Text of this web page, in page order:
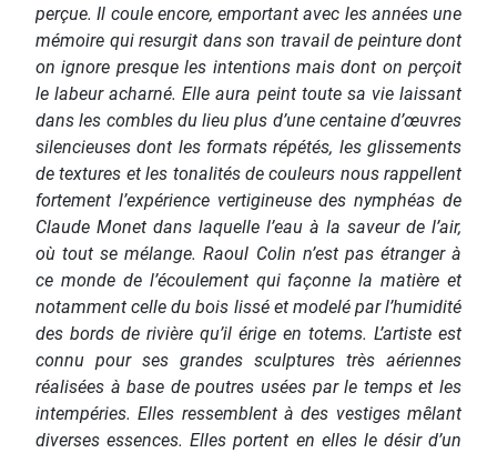
perçue. Il coule encore, emportant avec les années une
mémoire qui resurgit dans son travail de peinture dont
on ignore presque les intentions mais dont on perçoit
le labeur acharné. Elle aura peint toute sa vie laissant
dans les combles du lieu plus d’une centaine d’œuvres
silencieuses dont les formats répétés, les glissements
de textures et les tonalités de couleurs nous rappellent
fortement l’expérience vertigineuse des nymphéas de
Claude Monet dans laquelle l’eau à la saveur de l’air,
où tout se mélange. Raoul Colin n’est pas étranger à
ce monde de l’écoulement qui façonne la matière et
notamment celle du bois lissé et modelé par l’humidité
des bords de rivière qu’il érige en totems. L’artiste est
connu pour ses grandes sculptures très aériennes
réalisées à base de poutres usées par le temps et les
intempéries. Elles ressemblent à des vestiges mêlant
diverses essences. Elles portent en elles le désir d’un